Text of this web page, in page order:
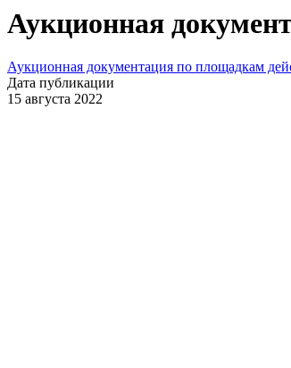
Аукционная
Аукционная документация по площадкам
Дата публикации
15 августа 2022